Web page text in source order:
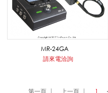
器
MR-24GA
請來電洽詢
第一頁 上一頁 1